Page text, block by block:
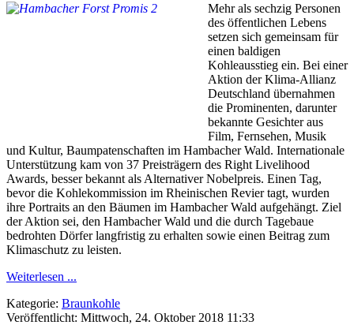
Mehr als sechzig Personen
des öffentlichen Lebens
setzen sich gemeinsam für
einen baldigen
Kohleausstieg ein. Bei einer
Aktion der Klima-Allianz
Deutschland übernahmen
die Prominenten, darunter
bekannte Gesichter aus
Film, Fernsehen, Musik
und Kultur, Baumpatenschaften im Hambacher Wald. Internationale
Unterstützung kam von 37 Preisträgern des Right Livelihood
Awards, besser bekannt als Alternativer Nobelpreis. Einen Tag,
bevor die Kohlekommission im Rheinischen Revier tagt, wurden
ihre Portraits an den Bäumen im Hambacher Wald aufgehängt. Ziel
der Aktion sei, den Hambacher Wald und die durch Tagebaue
bedrohten Dörfer langfristig zu erhalten sowie einen Beitrag zum
Klimaschutz zu leisten.
Weiterlesen ...
Kategorie: Braunkohle
Veröffentlicht: Mittwoch, 24. Oktober 2018 11:33